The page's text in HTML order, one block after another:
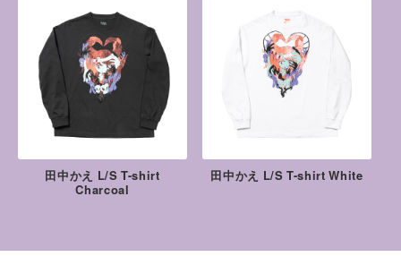
田中かえ L/S T-shirt
Charcoal
田中かえ L/S T-shirt White